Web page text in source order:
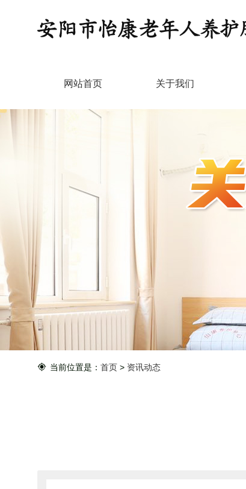
网站首页 关于我们
当前位置是： 首页 > 资讯动态